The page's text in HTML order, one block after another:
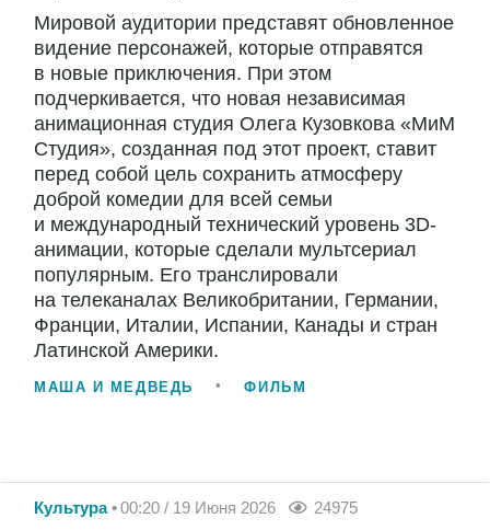
Мировой аудитории представят обновленное
видение персонажей, которые отправятся
в новые приключения. При этом
подчеркивается, что новая независимая
анимационная студия Олега Кузовкова «МиМ
Студия», созданная под этот проект, ставит
перед собой цель сохранить атмосферу
доброй комедии для всей семьи
и международный технический уровень 3D-
анимации, которые сделали мультсериал
популярным. Его транслировали
на телеканалах Великобритании, Германии,
Франции, Италии, Испании, Канады и стран
Латинской Америки.
МАША И МЕДВЕДЬ ФИЛЬМ
Культура 00:20 / 19 Июня 2026 24975